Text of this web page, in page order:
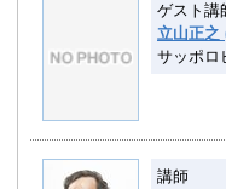
ゲスト講
立山正之
サッポロ
講師